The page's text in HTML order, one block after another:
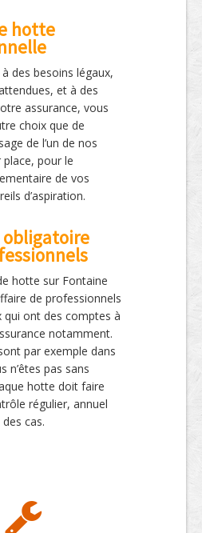
hotte
des besoins légaux,
et à des
assurance, vous
choix que de
de l’un de nos
pour le
de vos
d’aspiration.
hotte sur Fontaine
de professionnels
qui ont des comptes à
notamment.
par exemple dans
n’êtes pas sans
hotte doit faire
régulier, annuel
cas.